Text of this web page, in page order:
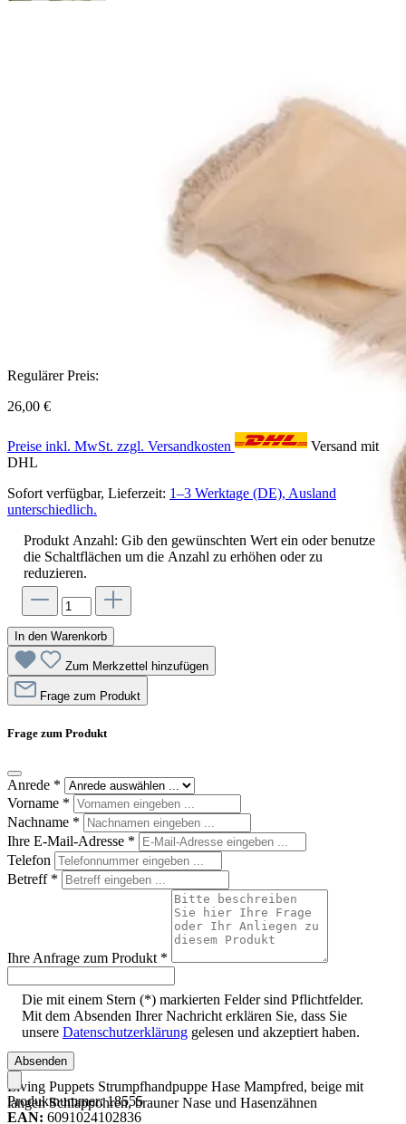
Living Puppets Strumpfhandpuppe Hase Mampfred, beige mit
langen Schlappohren, brauner Nase und Hasenzähnen
Regulärer Preis:
26,00 €
Preise inkl. MwSt. zzgl. Versandkosten
Versand mit
DHL
Sofort verfügbar, Lieferzeit: 1–3 Werktage (DE), Ausland
unterschiedlich.
Produkt Anzahl: Gib den gewünschten Wert ein oder benutze
die Schaltflächen um die Anzahl zu erhöhen oder zu
reduzieren.
In den Warenkorb
Zum Merkzettel hinzufügen
Frage zum Produkt
Frage zum Produkt
Anrede *
Vorname *
Nachname *
Ihre E-Mail-Adresse *
Telefon
Betreff *
Ihre Anfrage zum Produkt *
Die mit einem Stern (*) markierten Felder sind Pflichtfelder.
Mit dem Absenden Ihrer Nachricht erklären Sie, dass Sie
unsere Datenschutzerklärung gelesen und akzeptiert haben.
Absenden
Produktnummer:18555
EAN: 6091024102836